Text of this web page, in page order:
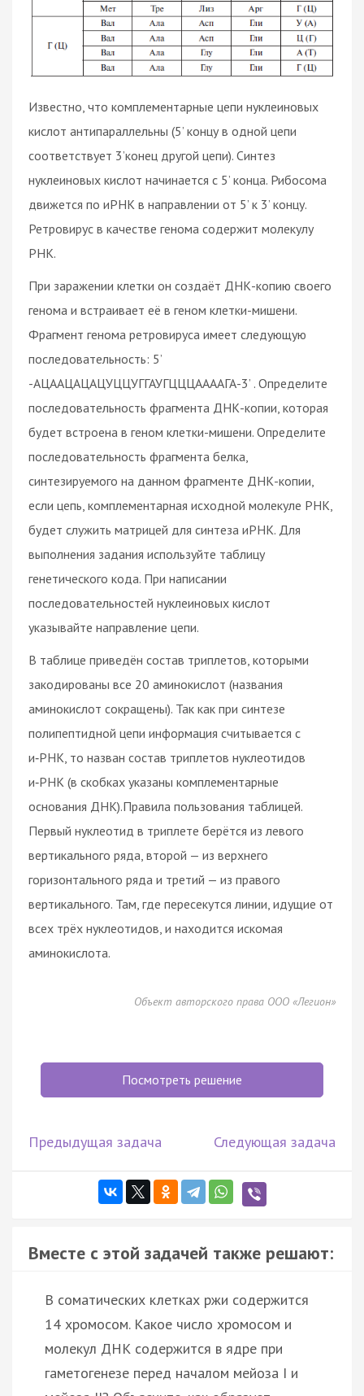
Известно, что комплементарные цепи нуклеиновых
кислот антипараллельны (5’ концу в одной цепи
соответствует 3’конец другой цепи). Синтез
нуклеиновых кислот начинается с 5’ конца. Рибосома
движется по иРНК в направлении от 5’ к 3’ концу.
Ретровирус в качестве генома содержит молекулу
РНК.
При заражении клетки он создаёт ДНК-копию своего
генома и встраивает её в геном клетки-мишени.
Фрагмент генома ретровируса имеет следующую
последовательность: 5’
-АЦААЦАЦАЦУЦЦУГГАУГЦЦЦААААГА-3’ . Определите
последовательность фрагмента ДНК-копии, которая
будет встроена в геном клетки-мишени. Определите
последовательность фрагмента белка,
синтезируемого на данном фрагменте ДНК-копии,
если цепь, комплементарная исходной молекуле РНК,
будет служить матрицей для синтеза иРНК. Для
выполнения задания используйте таблицу
генетического кода. При написании
последовательностей нуклеиновых кислот
указывайте направление цепи.
В таблице приведён состав триплетов, которыми
закодированы все 20 аминокислот (названия
аминокислот сокращены). Так как при синтезе
полипептидной цепи информация считывается с
и‑РНК, то назван состав триплетов нуклеотидов
и‑РНК (в скобках указаны комплементарные
основания ДНК).Правила пользования таблицей.
Первый нуклеотид в триплете берётся из левого
вертикального ряда, второй — из верхнего
горизонтального ряда и третий — из правого
вертикального. Там, где пересекутся линии, идущие от
всех трёх нуклеотидов, и находится искомая
аминокислота.
Объект авторского права ООО «Легион»
Посмотреть решение
Предыдущая задача Следующая задача
Вместе с этой задачей также решают:
В соматических клетках ржи содержится
14 хромосом. Какое число хромосом и
молекул ДНК содержится в ядре при
гаметогенезе перед началом мейоза I и